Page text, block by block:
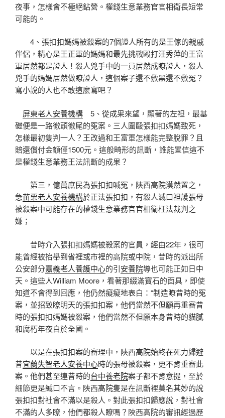
夜事，怎樣會不極絕鉆營。權錢生意業務官官相衛長短常
可能的。
4、張扣扣媽媽被殺案的7個證人所有的是王傢的親戚
伴侶，精心是王正軍的媽媽和最先挑戰毆打汪秀萍的王富
軍居然都是證人！殺人兇手中的一員居然成瞭證人，殺人
兇手的媽媽居然做瞭證人，這個案子還不敷黑還不敷冤？
寫小說的人也不敢這麼寫吧？
屏東老人安養機構 5、從成果來望，顯著的左袒，最基
礎便是一路徹頭徹尾的冤案。三人圍毆張扣扣媽媽致死，
怎樣最初隻判一人？王改過和王富軍怎樣能完整脫罪？且
賠還償付金額僅1500元。這般畸形的訊斷，誰能置信這不
是權錢生意業務王法訊斷的成果？
第三，億萬庶民為張扣扣喊冤，陜西高院漠然置之，
急苗栗老人安養機構於正法張扣扣，有殺人滅口袒護張母
被殺案中可能存在的權錢生意業務官官相衛枉法裁判之
嫌；
昔時介入張扣扣媽媽被殺案的官員，經由22年，很可
能曾經被抬舉到省裡或市裡的高院或中院，昔時的派出所
公安部分嘉義老人養護中心的引安養院導也可能正如日中
天。這些人William Moore，看著那綴滿寶石的面具，即使
知道不會得到回應，他仍然癡癡地表白：“制造瞭昔時的冤
案，並招致瞭明天的張扣扣案，他們當然不但願再重審昔
時的張扣扣媽媽被殺案，他們當然不但願本身昔時的貓膩
和腐朽年夜白於全國。
以是在張扣扣案的審理中，陜西高院始終在死力歸避
昔宜蘭失智老人安養中心時的張母被殺案，更不肯重審此
案。他們甚至連昔時的台中養老院案子都不肯意提，至於
細節更是緘口不言。陜西高院隻是在訊斷裡莫名其妙的說
張扣扣對社會不滿以是殺人。對此張扣扣歸應說，對社會
不滿的人多瞭，他們都殺人瞭嗎？陜西高院的審訊經過歷